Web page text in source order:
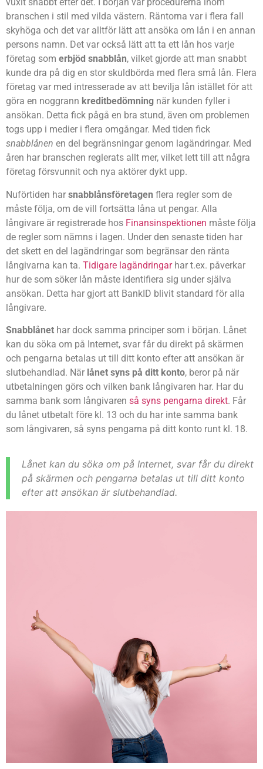
vuxit snabbt efter det. I början var procedurerna inom
branschen i stil med vilda västern. Räntorna var i flera fall
skyhöga och det var alltför lätt att ansöka om lån i en annan
persons namn. Det var också lätt att ta ett lån hos varje
företag som erbjöd snabblån, vilket gjorde att man snabbt
kunde dra på dig en stor skuldbörda med flera små lån. Flera
företag var med intresserade av att bevilja lån istället för att
göra en noggrann kreditbedömning när kunden fyller i
ansökan. Detta fick pågå en bra stund, även om problemen
togs upp i medier i flera omgångar. Med tiden fick
snabblånen en del begränsningar genom lagändringar. Med
åren har branschen reglerats allt mer, vilket lett till att några
företag försvunnit och nya aktörer dykt upp.
Nuförtiden har snabblånsföretagen flera regler som de
måste följa, om de vill fortsätta låna ut pengar. Alla
långivare är registrerade hos Finansinspektionen måste följa
de regler som nämns i lagen. Under den senaste tiden har
det skett en del lagändringar som begränsar den ränta
långivarna kan ta. Tidigare lagändringarhar t.ex. påverkar
hur de som söker lån måste identifiera sig under själva
ansökan. Detta har gjort att BankID blivit standard för alla
långivare.
Snabblånet har dock samma principer som i början. Lånet
kan du söka om på Internet, svar får du direkt på skärmen
och pengarna betalas ut till ditt konto efter att ansökan är
slutbehandlad. När lånet syns på ditt konto, beror på när
utbetalningen görs och vilken bank långivaren har. Har du
samma bank som långivaren så syns pengarna direkt. Får
du lånet utbetalt före kl. 13 och du har inte samma bank
som långivaren, så syns pengarna på ditt konto runt kl. 18.
Lånet kan du söka om på Internet, svar får du direkt
på skärmen och pengarna betalas ut till ditt konto
efter att ansökan är slutbehandlad.